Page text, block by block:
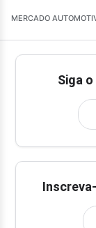
MERCADO
Siga